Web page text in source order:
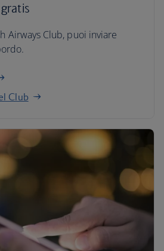
Airways Club, puoi inviare
Club